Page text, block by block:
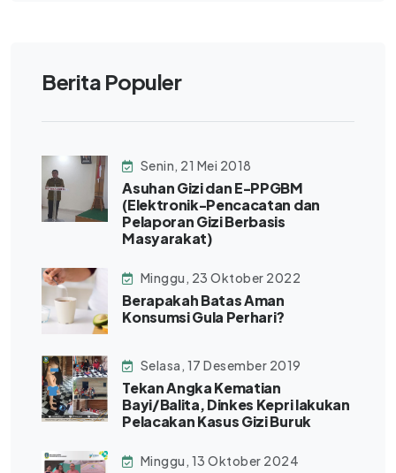
Berita Populer
Senin, 21 Mei 2018
Asuhan Gizi dan E-PPGBM
(Elektronik-Pencacatan dan
Pelaporan Gizi Berbasis
Masyarakat)
Minggu, 23 Oktober 2022
Berapakah Batas Aman
Konsumsi Gula Perhari?
Selasa, 17 Desember 2019
Tekan Angka Kematian
Bayi/Balita, Dinkes Kepri lakukan
Pelacakan Kasus Gizi Buruk
Minggu, 13 Oktober 2024